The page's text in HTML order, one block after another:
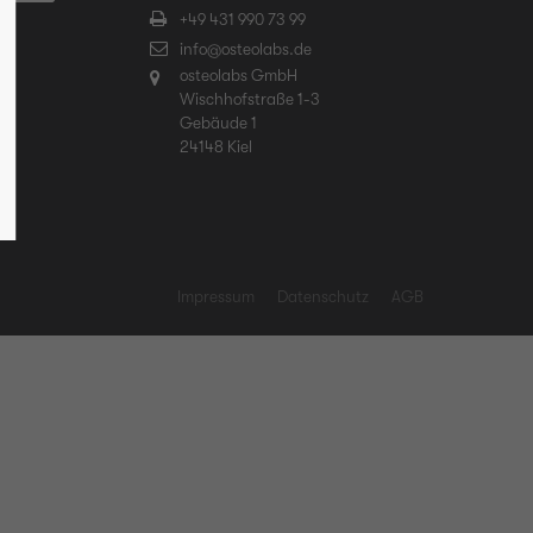
+49 431 990 73 99
info@osteolabs.de
osteolabs GmbH
Wischhofstraße 1-3
Gebäude 1
24148 Kiel
Impressum Datenschutz AGB